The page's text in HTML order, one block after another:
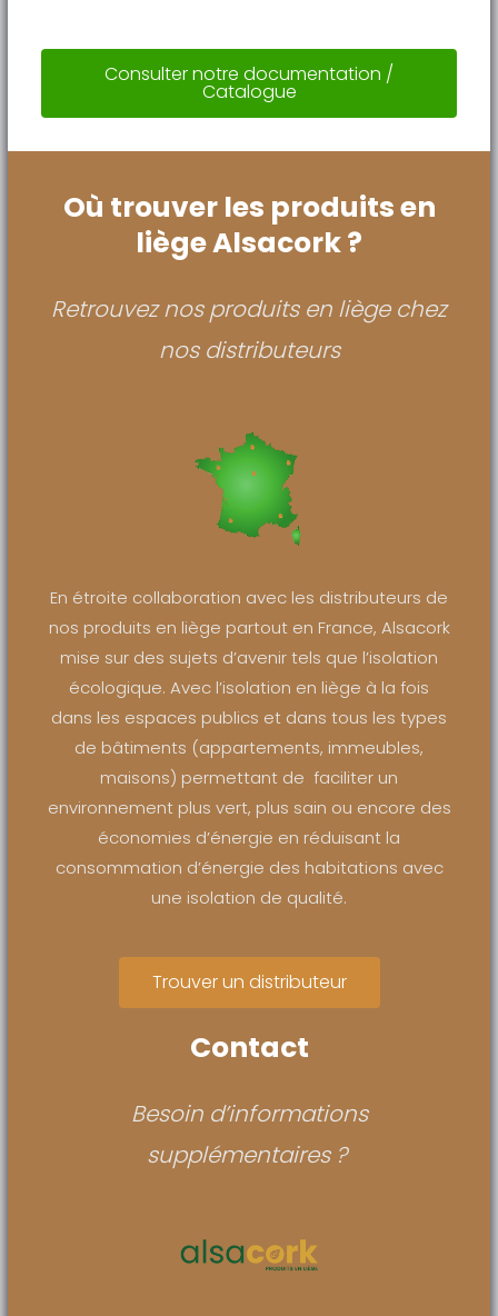
Consulter notre documentation /
Catalogue
Où trouver les produits en
liège Alsacork ?
Retrouvez nos produits en liège chez
nos distributeurs
En étroite collaboration avec les distributeurs de
nos produits en liège partout en France, Alsacork
mise sur des sujets d’avenir tels que l’isolation
écologique. Avec l’isolation en liège à la fois
dans les espaces publics et dans tous les types
de bâtiments (appartements, immeubles,
maisons) permettant de faciliter un
environnement plus vert, plus sain ou encore des
économies d’énergie en réduisant la
consommation d’énergie des habitations avec
une isolation de qualité.
Trouver un distributeur
Contact
Besoin d’informations
supplémentaires ?